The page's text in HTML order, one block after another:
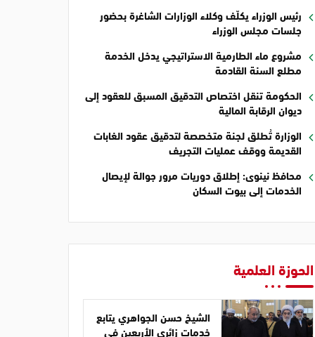
رئيس الوزراء يكلّف وكلاء الوزارات الشاغرة بحضور
جلسات مجلس الوزراء
مشروع ماء الطارمية الاستراتيجي يدخل الخدمة
مطلع السنة القادمة
الحكومة تنقل اختصاص التدقيق المسبق للعقود إلى
ديوان الرقابة المالية
الوزارة تُطلق لجنة متخصصة لتدقيق عقود الغابات
القديمة ووقف عمليات التجريف
محافظ نينوى: إطلاق دوريات مرور جوالة لإيصال
الخدمات إلى بيوت السكان
الحوزة العلمية
الشيخ حسن الجواهري يتابع
خدمات زائري الأربعين في